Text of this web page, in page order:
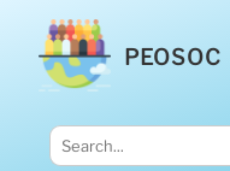
PEOSOC